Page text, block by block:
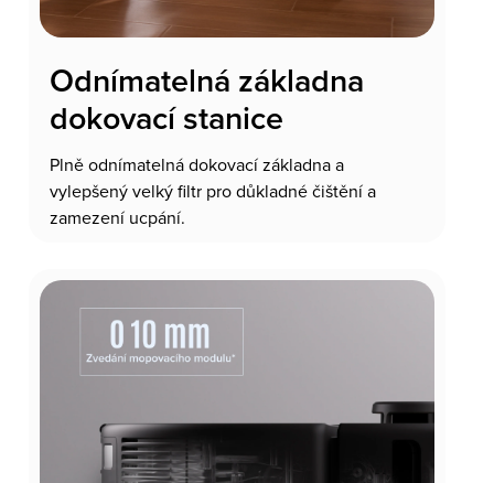
Odnímatelná základna
dokovací stanice
Plně odnímatelná dokovací základna a
vylepšený velký filtr pro důkladné čištění a
zamezení ucpání.